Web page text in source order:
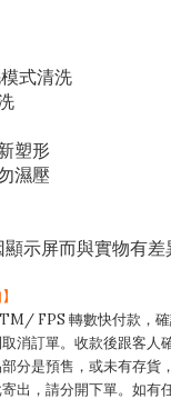
式清洗
塑形
濕壓
示屏而與實物有差
FPS 轉數快付款，
消訂單。收款後跟客人
分是預售，或未有存貨
出，請分開下單。如有